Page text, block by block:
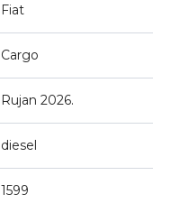
Fiat
Cargo
Rujan 2026.
diesel
1599